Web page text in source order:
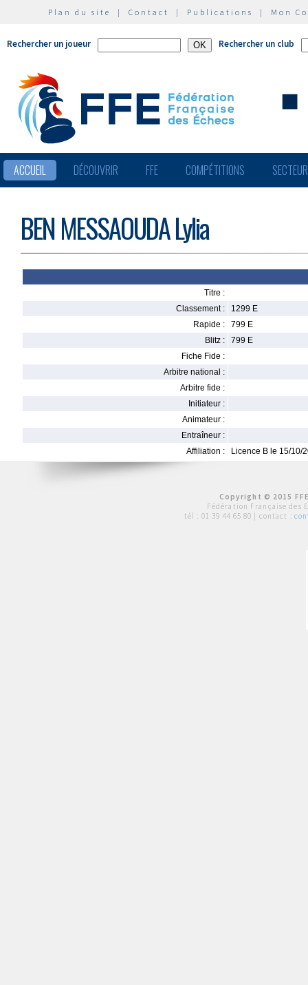
Plan du site | Contact | Publications | Mon
Rechercher un joueur Rechercher un club
ACCUEIL DÉCOUVRIR FFE COMPÉTITIONS
BEN MESSAOUDA Lylia
Titre :
Classement :
1299 E
Rapide :
799 E
Blitz :
799 E
Fiche Fide :
Arbitre national :
Arbitre fide :
Initiateur :
Animateur :
Entraîneur :
Affiliation :
Licence B le 15/10/
Copyright © 2015
Fédération Française des
tél : 01 39 44 65 80 | contact :